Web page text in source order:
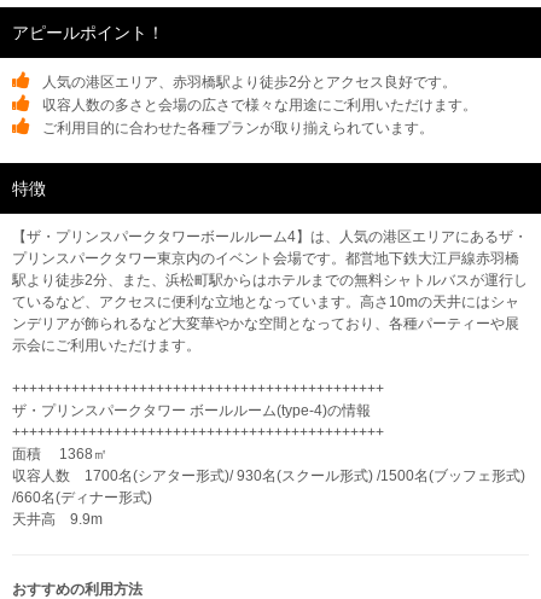
アピールポイント！
人気の港区エリア、赤羽橋駅より徒歩2分とアクセス良好です。
収容人数の多さと会場の広さで様々な用途にご利用いただけます。
ご利用目的に合わせた各種プランが取り揃えられています。
特徴
【ザ・プリンスパークタワーボールルーム4】は、人気の港区エリアにあるザ・
プリンスパークタワー東京内のイベント会場です。都営地下鉄大江戸線赤羽橋
駅より徒歩2分、また、浜松町駅からはホテルまでの無料シャトルバスが運行し
ているなど、アクセスに便利な立地となっています。高さ10mの天井にはシャ
ンデリアが飾られるなど大変華やかな空間となっており、各種パーティーや展
示会にご利用いただけます。
++++++++++++++++++++++++++++++++++++++++++++
ザ・プリンスパークタワー ボールルーム(type-4)の情報
++++++++++++++++++++++++++++++++++++++++++++
面積 1368㎡
収容人数 1700名(シアター形式)/ 930名(スクール形式) /1500名(ブッフェ形式)
/660名(ディナー形式)
天井高 9.9m
おすすめの利用方法